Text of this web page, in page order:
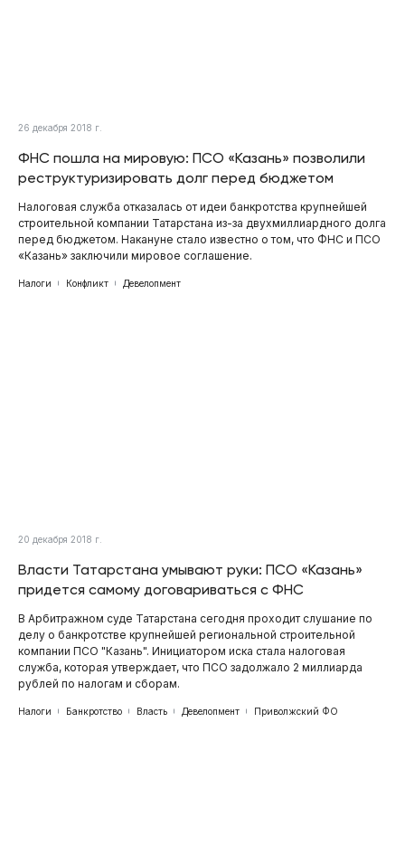
26 декабря 2018 г.
ФНС пошла на мировую: ПСО «Казань» позволили
реструктуризировать долг перед бюджетом
Налоговая служба отказалась от идеи банкротства крупнейшей
строительной компании Татарстана из-за двухмиллиардного долга
перед бюджетом. Накануне стало известно о том, что ФНС и ПСО
«Казань» заключили мировое соглашение.
Налоги Конфликт Девелопмент
20 декабря 2018 г.
Власти Татарстана умывают руки: ПСО «Казань»
придется самому договариваться с ФНС
В Арбитражном суде Татарстана сегодня проходит слушание по
делу о банкротстве крупнейшей региональной строительной
компании ПСО "Казань". Инициатором иска стала налоговая
служба, которая утверждает, что ПСО задолжало 2 миллиарда
рублей по налогам и сборам.
Налоги Банкротство Власть Девелопмент Приволжский ФО